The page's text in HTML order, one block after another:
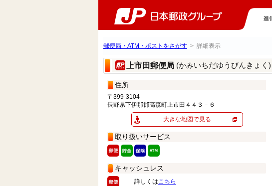
郵便局・ATM・ポストをさがす > 詳細表示
上市田郵便局 (かみいちだゆうびんきょく)
住所
〒399-3104
長野県下伊那郡高森町上市田４４３－６
大きな地図で見る
取り扱いサービス
キャッシュレス
詳しくはこちら